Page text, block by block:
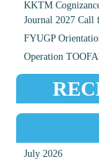
KKTM
Journal 2027 Call
FYUGP
Operation
July 2026